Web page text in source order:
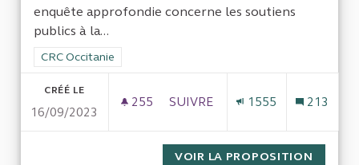
enquête approfondie concerne les soutiens
publics à la...
Filtrer les résultats de la catégorie : CRC Occitanie
CRC Occitanie
CRÉÉ LE
16/09/2023
255 255 ABONNÉS
SUIVRE
1555 213
VOIR LA PROPOSITION